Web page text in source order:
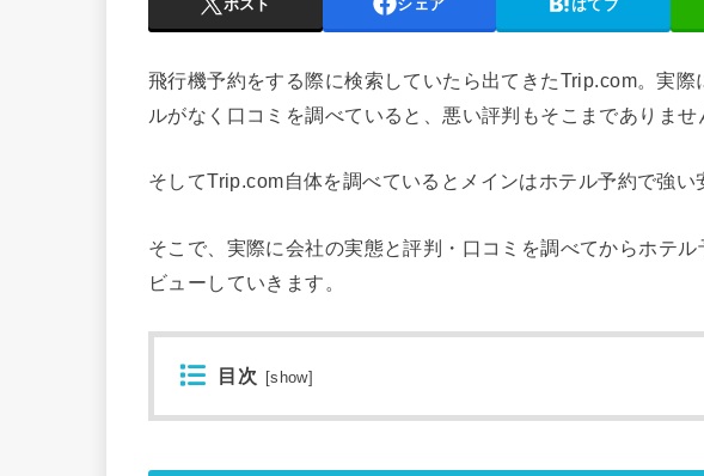
ポスト シェア はてブ
飛行機予約をする際に検索していたら出てきたTrip.com。実
ルがなく口コミを調べていると、悪い評判もそこまでありませ
そしてTrip.com自体を調べているとメインはホテル予約で強い
そこで、実際に会社の実態と評判・口コミを調べてからホテ
ビューしていきます。
目次 [show]